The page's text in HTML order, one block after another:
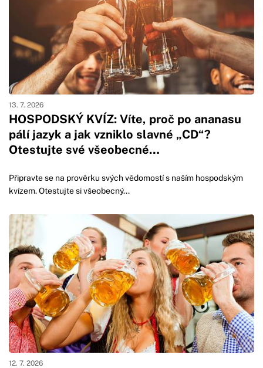
HOSPODSKÝ KVÍZ: Víte, proč po ananasu
pálí jazyk a jak vzniklo slavné „CD“?
Otestujte své všeobecné…
13. 7. 2026
Připravte se na prověrku svých vědomostí s naším hospodským
kvízem. Otestujte si všeobecný...
12. 7. 2026